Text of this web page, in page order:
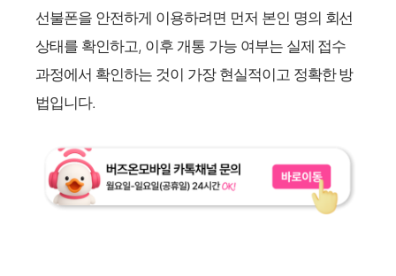
선불폰을 안전하게 이용하려면 먼저 본인 명의 회선
상태를 확인하고, 이후 개통 가능 여부는 실제 접수
과정에서 확인하는 것이 가장 현실적이고 정확한 방
법입니다.